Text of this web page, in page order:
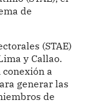
de
(STAE)
y Callao.
a
generar las
de